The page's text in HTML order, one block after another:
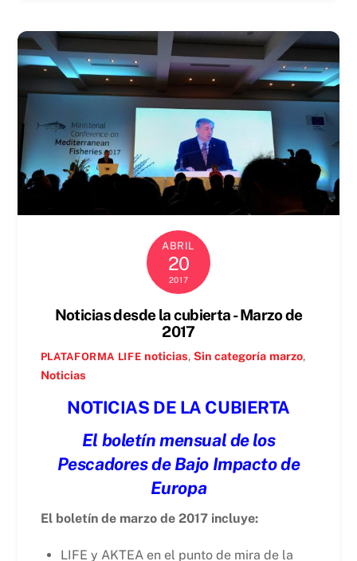
ABRIL
20
2017
Noticias desde la cubierta - Marzo de
2017
PLATAFORMA LIFE noticias,Sin categoría marzo,
Noticias
NOTICIAS DE LA CUBIERTA
El boletín mensual de los
Pescadores de Bajo Impacto de
Europa
El boletín de marzo de 2017 incluye:
LIFE y AKTEA en el punto de mira de la